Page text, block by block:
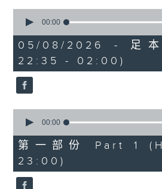
1.「一曲難忘」
由 徐柳仙 主唱
由 麥炳榮、上海妹 主
3.「相望不相親」
seconds
3
hours,
12
minutes,
0
seconds
00:00
05/08/2026 - 足
22:35 - 02:00)
seconds
25
minutes,
0
seconds
00:00
第一部份 Part 1
23:00)